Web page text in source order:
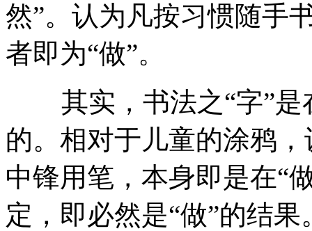
然”。认为凡按习惯随手
者即为“做”。
其实，书法之“字”是
的。相对于儿童的涂鸦
中锋用笔，本身即是在“
定，即必然是“做”的结